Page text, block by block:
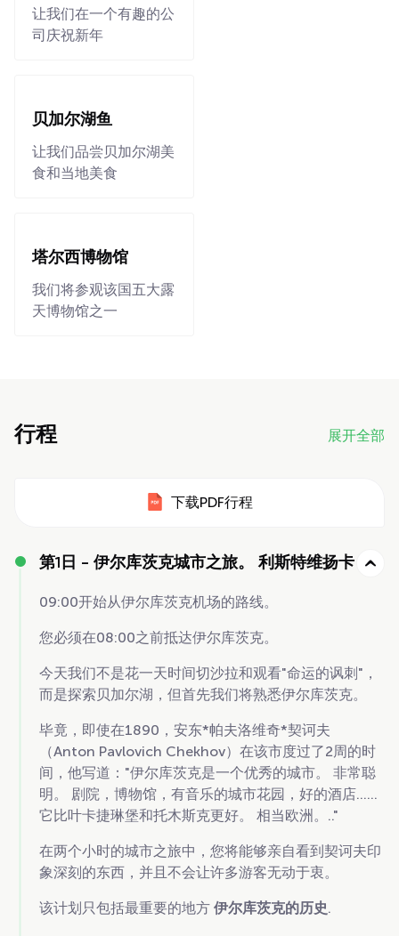
让我们在一个有趣的公
司庆祝新年
贝加尔湖鱼
让我们品尝贝加尔湖美
食和当地美食
塔尔西博物馆
我们将参观该国五大露
天博物馆之一
行程 展开全部
下载PDF行程
第1日 - 伊尔库茨克城市之旅。 利斯特维扬卡
09:00开始从伊尔库茨克机场的路线。
您必须在08:00之前抵达伊尔库茨克。
今天我们不是花一天时间切沙拉和观看"命运的讽刺"，
而是探索贝加尔湖，但首先我们将熟悉伊尔库茨克。
毕竟，即使在1890，安东*帕夫洛维奇*契诃夫
（Anton Pavlovich Chekhov）在该市度过了2周的时
间，他写道："伊尔库茨克是一个优秀的城市。 非常聪
明。 剧院，博物馆，有音乐的城市花园，好的酒店......
它比叶卡捷琳堡和托木斯克更好。 相当欧洲。.."
在两个小时的城市之旅中，您将能够亲自看到契诃夫印
象深刻的东西，并且不会让许多游客无动于衷。
该计划只包括最重要的地方 伊尔库茨克的历史.